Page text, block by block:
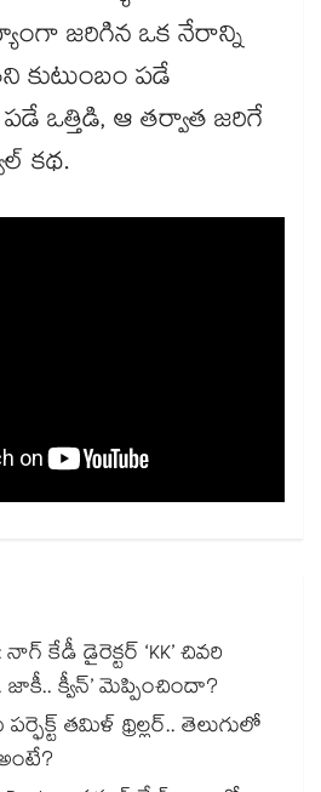
జరిగిన ఒక నేరాన్ని
కుటుంబం పడే
ఒత్తిడి, ఆ తర్వాత జరిగే
కథ.
నాగ్ కేడీ డైరెక్టర్ ‘KK’ చివరి
జాకీ.. క్వీన్’ మెప్పించిందా?
పర్ఫెక్ట్ తమిళ్ థ్రిల్లర్.. తెలుగులో